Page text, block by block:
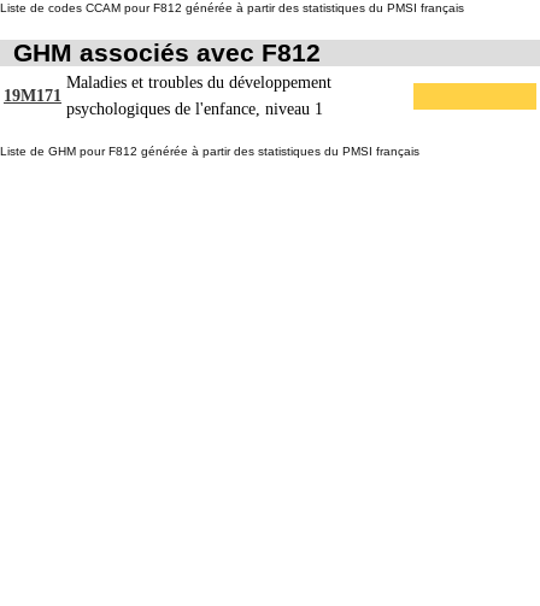
Liste de codes CCAM pour F812 générée à partir des statistiques du PMSI français
GHM associés avec F812
19M171
Maladies et troubles du développement
psychologiques de l'enfance, niveau 1
Liste de GHM pour F812 générée à partir des statistiques du PMSI français